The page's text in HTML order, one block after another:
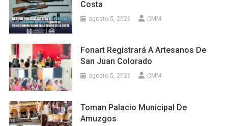
Costa
agosto 5, 2026 CMM
Fonart Registrará A Artesanos De
San Juan Colorado
agosto 5, 2026 CMM
Toman Palacio Municipal De
Amuzgos